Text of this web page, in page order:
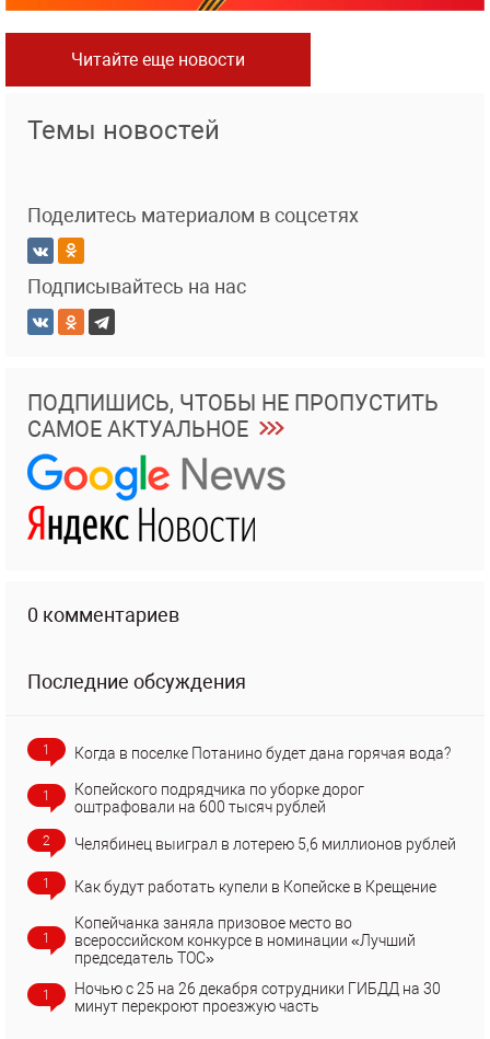
Читайте еще новости
Темы новостей
Поделитесь материалом в соцсетях
Подписывайтесь на нас
ПОДПИШИСЬ, ЧТОБЫ НЕ ПРОПУСТИТЬ
САМОЕ АКТУАЛЬНОЕ
0 комментариев
Последние обсуждения
1 Когда в поселке Потанино будет дана горячая вода?
1
Копейского подрядчика по уборке дорог
оштрафовали на 600 тысяч рублей
2 Челябинец выиграл в лотерею 5,6 миллионов рублей
1 Как будут работать купели в Копейске в Крещение
1
Копейчанка заняла призовое место во
всероссийском конкурсе в номинации «Лучший
председатель ТОС»
1
Ночью с 25 на 26 декабря сотрудники ГИБДД на 30
минут перекроют проезжую часть